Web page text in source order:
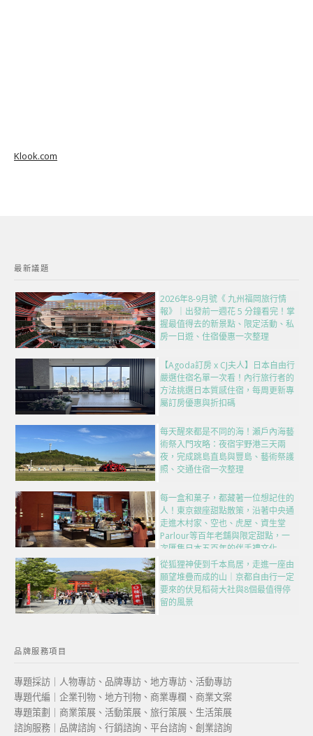
Klook.com
最新議題
2026年8-9月號《 九州福岡旅行情
報》｜出發前一週花 5 分鐘看完！掌
握最值得去的新景點、限定活動、私
房一日遊、住宿優惠一次整理
【Agoda訂房 x CJ夫人】日本自由行
嚴選住宿名單一次看！內行旅行者的
方法挑選日本質感住宿，每周更新專
屬訂房優惠與折扣碼
每天醒來都是不同的海！瀨戶內海藝
術祭入門攻略：夜宿宇野港三天兩
夜，完成跳島直島與豐島、藝術祭護
照、交通住宿一次整理
每一盒和菓子，都藏著一位想記住的
人！東京銀座甜點散策，沿著中央通
走進木村家、空也、虎屋、資生堂
Parlour等百年老舖與限定甜點，一
次匯集日本五百年的伴手禮文化
從狐狸神使到千本鳥居，走進一座由
願望堆疊而成的山｜京都自由行一定
要來的伏見稻荷大社與8個最值得停
留的風景
品牌服務項目
專題採訪｜人物專訪、品牌專訪、地方專訪、活動專訪
專題代編｜企業刊物、地方刊物、商業專欄、商業文案
專題策劃｜商業策展、活動策展、旅行策展、生活策展
諮詢服務｜品牌諮詢、行銷諮詢、平台諮詢、創業諮詢